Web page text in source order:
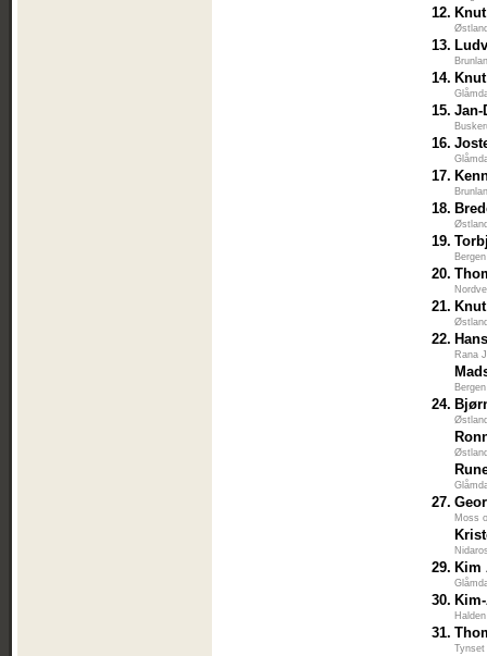
12.
13.
14.
15.
16.
17.
18.
19.
20.
21.
22.
Rana
24.
27.
Moss
29. Kim
30.
31.